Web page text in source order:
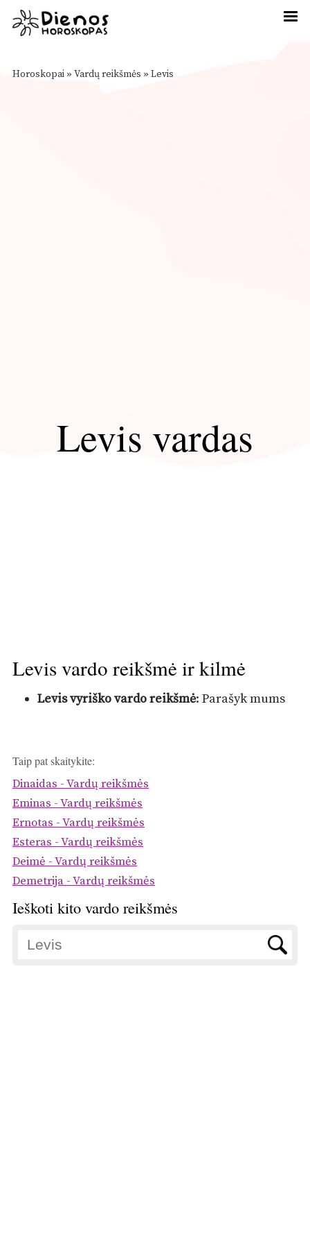
Horoskopai » Vardų reikšmės » Levis
Levis vardas
Levis vardo reikšmė ir kilmė
Levis vyriško vardo reikšmė: Parašyk mums
Taip pat skaitykite:
Dinaidas - Vardų reikšmės
Eminas - Vardų reikšmės
Ernotas - Vardų reikšmės
Esteras - Vardų reikšmės
Deimė - Vardų reikšmės
Demetrija - Vardų reikšmės
Ieškoti kito vardo reikšmės